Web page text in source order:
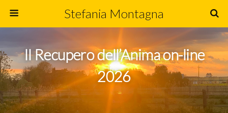
Stefania Montagna
Il Recupero dell’Anima on-line
2026